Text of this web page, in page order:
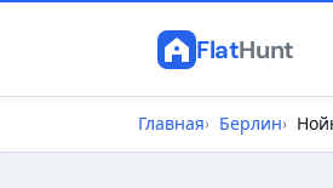
FlatHunt
Главная Берлин